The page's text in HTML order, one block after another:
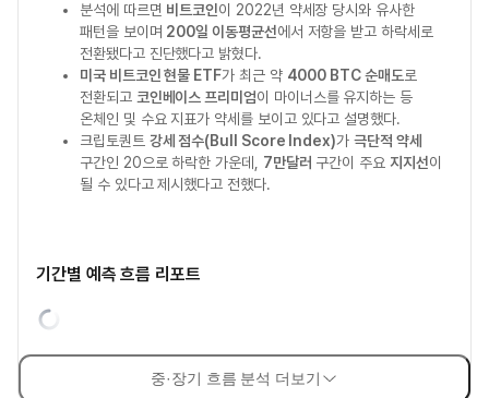
분석에 따르면 비트코인이 2022년 약세장 당시와 유사한
패턴을 보이며 200일 이동평균선에서 저항을 받고 하락세로
전환됐다고 진단했다고 밝혔다.
미국 비트코인 현물 ETF가 최근 약 4000 BTC 순매도로
전환되고 코인베이스 프리미엄이 마이너스를 유지하는 등
온체인 및 수요 지표가 약세를 보이고 있다고 설명했다.
크립토퀀트 강세 점수(Bull Score Index)가 극단적 약세
구간인 20으로 하락한 가운데, 7만달러 구간이 주요 지지선이
될 수 있다고 제시했다고 전했다.
기간별 예측 흐름 리포트
중·장기 흐름 분석 더보기